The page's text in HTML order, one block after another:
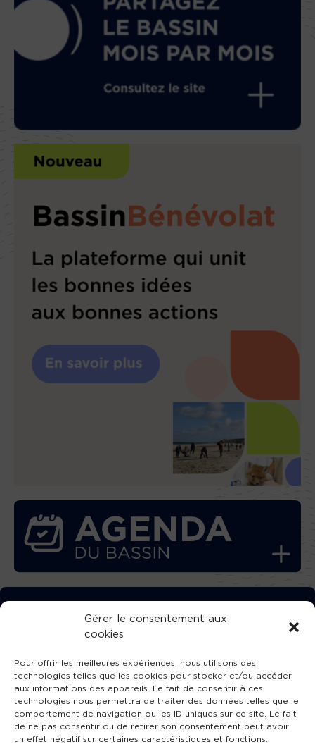
Gérer le consentement aux
cookies
Pour offrir les meilleures expériences, nous utilisons des
technologies telles que les cookies pour stocker et/ou accéder
aux informations des appareils. Le fait de consentir à ces
technologies nous permettra de traiter des données telles que le
comportement de navigation ou les ID uniques sur ce site. Le fait
de ne pas consentir ou de retirer son consentement peut avoir
un effet négatif sur certaines caractéristiques et fonctions.
TÉLÉCHARGEZ GRATUITEMENT
L’APPLICATION TVBA !
SUIVEZ-NOUS !